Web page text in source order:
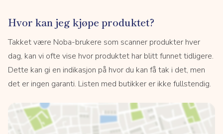
Hvor kan jeg kjøpe produktet?
Takket være Noba-brukere som scanner produkter hver
dag, kan vi ofte vise hvor produktet har blitt funnet tidligere.
Dette kan gi en indikasjon på hvor du kan få tak i det, men
det er ingen garanti. Listen med butikker er ikke fullstendig.